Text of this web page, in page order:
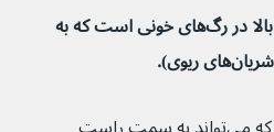
فشار خون ریوی فشار خون بالا در رگ‌های خونی است که به